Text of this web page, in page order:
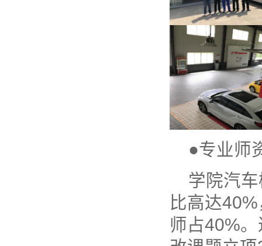
●专业师
学院汽
比高达
师占40%